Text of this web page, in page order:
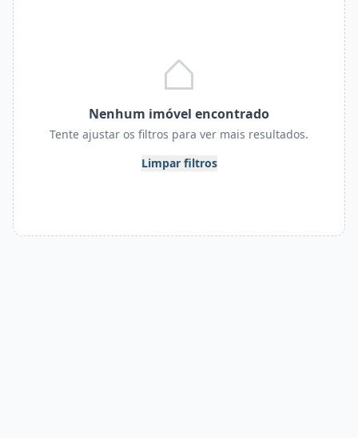
Nenhum imóvel encontrado
Tente ajustar os filtros para ver mais resultados.
Limpar filtros